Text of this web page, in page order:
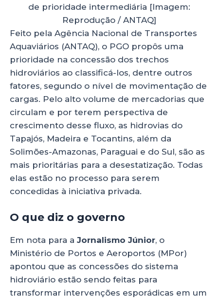
de prioridade intermediária [Imagem:
Reprodução / ANTAQ]
Feito pela Agência Nacional de Transportes
Aquaviários (ANTAQ), o PGO propôs uma
prioridade na concessão dos trechos
hidroviários ao classificá-los, dentre outros
fatores, segundo o nível de movimentação de
cargas. Pelo alto volume de mercadorias que
circulam e por terem perspectiva de
crescimento desse fluxo, as hidrovias do
Tapajós, Madeira e Tocantins, além da
Solimões-Amazonas, Paraguai e do Sul, são as
mais prioritárias para a desestatização. Todas
elas estão no processo para serem
concedidas à iniciativa privada.
O que diz o governo
Em nota para a Jornalismo Júnior, o
Ministério de Portos e Aeroportos (MPor)
apontou que as concessões do sistema
hidroviário estão sendo feitas para
transformar intervenções esporádicas em um